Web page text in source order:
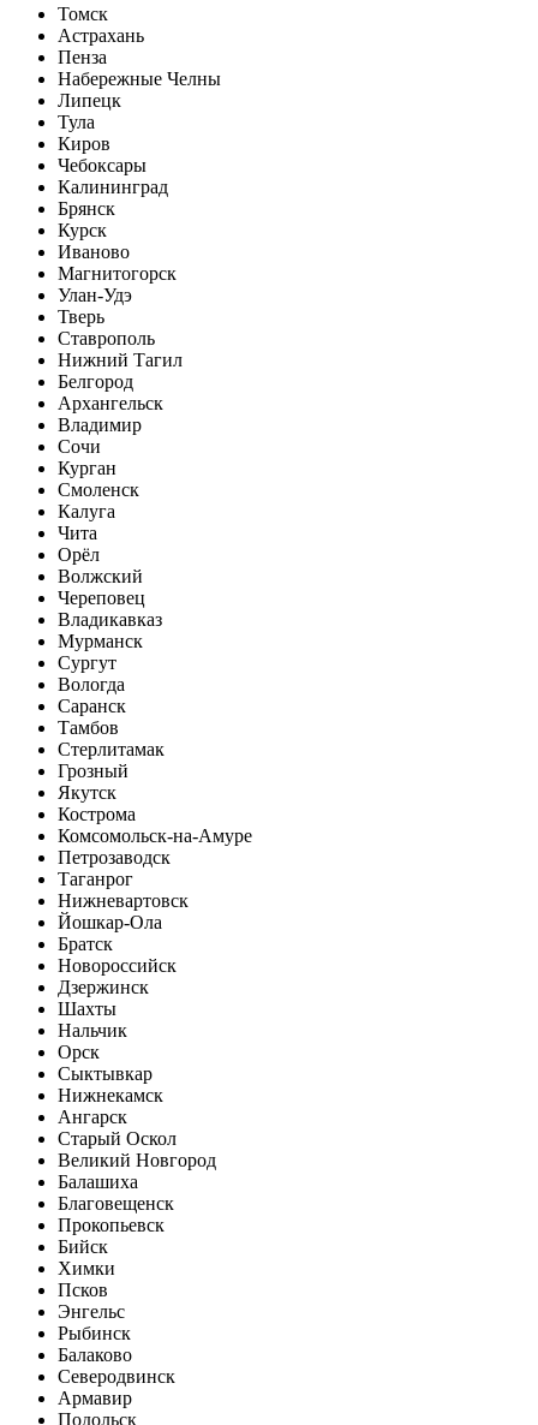
Томск
Астрахань
Пенза
Набережные Челны
Липецк
Тула
Киров
Чебоксары
Калининград
Брянск
Курск
Иваново
Магнитогорск
Улан-Удэ
Тверь
Ставрополь
Нижний Тагил
Белгород
Архангельск
Владимир
Сочи
Курган
Смоленск
Калуга
Чита
Орёл
Волжский
Череповец
Владикавказ
Мурманск
Сургут
Вологда
Саранск
Тамбов
Стерлитамак
Грозный
Якутск
Кострома
Комсомольск-на-Амуре
Петрозаводск
Таганрог
Нижневартовск
Йошкар-Ола
Братск
Новороссийск
Дзержинск
Шахты
Нальчик
Орск
Сыктывкар
Нижнекамск
Ангарск
Старый Оскол
Великий Новгород
Балашиха
Благовещенск
Прокопьевск
Бийск
Химки
Псков
Энгельс
Рыбинск
Балаково
Северодвинск
Армавир
Подольск